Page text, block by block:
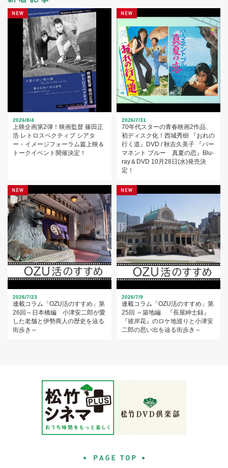
2026/8/4
上映企画第2弾！映画監督 篠田正
浩 レトロスペクティブ シアタ
ー・イメージフォーラム篇上映＆
トークイベント開催決定！
2026/7/31
70年代スターの青春映画2作品、
初ディスク化！西城秀樹 『おれの
行く道』DVD / 秋吉久美子 『パー
マネント ブルー 真夏の恋』Blu-
ray＆DVD 10月28日(水)発売決
定！
2026/7/23
連載コラム「OZU活のすすめ」第
26回～日本橋編 小津安二郎が愛
した老舗と伊勢商人の歴史を辿る
街歩き～
2026/7/9
連載コラム「OZU活のすすめ」第
25回 ～築地編 『長屋紳士録』
『彼岸花』のロケ地巡りと小津安
二郎の思い出を辿る街歩き～